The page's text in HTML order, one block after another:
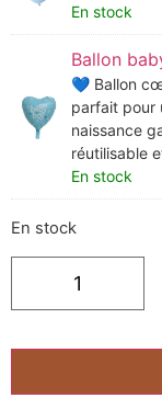
En stock
Ballon
💙 Ballon
parfait pour
naissance
réutilisable
En stock
En stock